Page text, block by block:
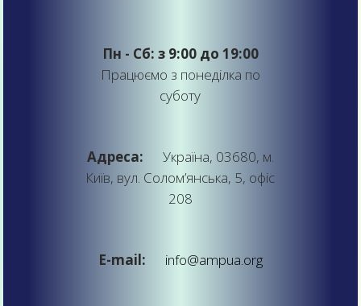
Пн - Сб: з 9:00 до 19:00
Працюємо з понеділка по
суботу
Адреса:
Україна, 03680, м.
Київ, вул. Солом’янська, 5, офіс
208
E-mail: info@ampua.org